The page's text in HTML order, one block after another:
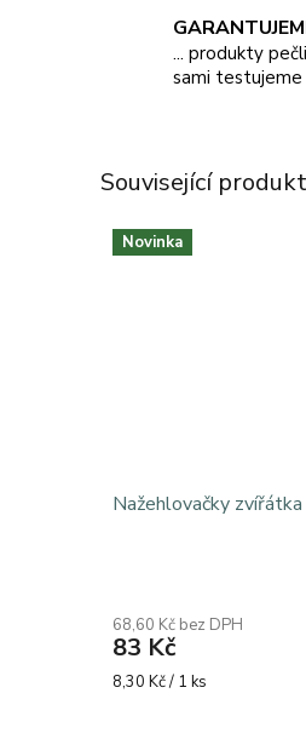
... produkty
sami testujeme
Související
Novinka
Nažehlovačky
68,60 Kč bez DPH
83 Kč
Měrná
8,30 Kč / 1 ks